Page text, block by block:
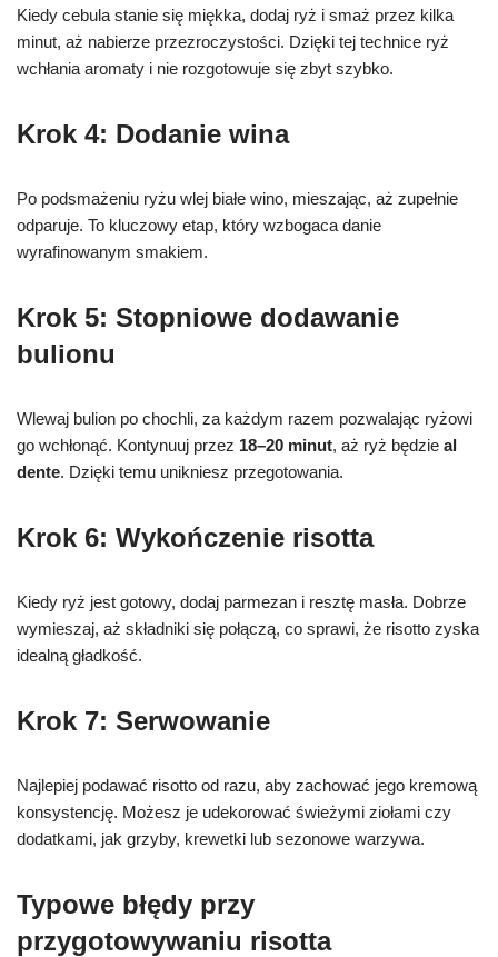
Kiedy cebula stanie się miękka, dodaj ryż i smaż przez kilka
minut, aż nabierze przezroczystości. Dzięki tej technice ryż
wchłania aromaty i nie rozgotowuje się zbyt szybko.
Krok 4: Dodanie wina
Po podsmażeniu ryżu wlej białe wino, mieszając, aż zupełnie
odparuje. To kluczowy etap, który wzbogaca danie
wyrafinowanym smakiem.
Krok 5: Stopniowe dodawanie
bulionu
Wlewaj bulion po chochli, za każdym razem pozwalając ryżowi
go wchłonąć. Kontynuuj przez 18–20 minut, aż ryż będzie al
dente. Dzięki temu unikniesz przegotowania.
Krok 6: Wykończenie risotta
Kiedy ryż jest gotowy, dodaj parmezan i resztę masła. Dobrze
wymieszaj, aż składniki się połączą, co sprawi, że risotto zyska
idealną gładkość.
Krok 7: Serwowanie
Najlepiej podawać risotto od razu, aby zachować jego kremową
konsystencję. Możesz je udekorować świeżymi ziołami czy
dodatkami, jak grzyby, krewetki lub sezonowe warzywa.
Typowe błędy przy
przygotowywaniu risotta